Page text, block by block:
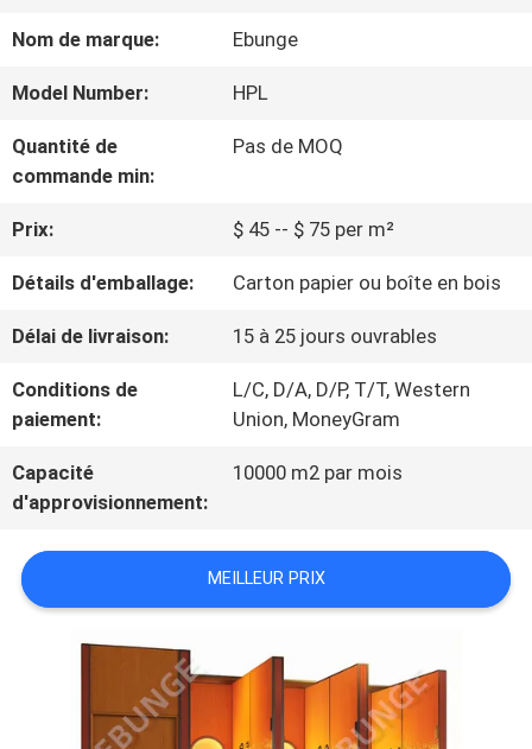
DE
NOUS
VISITE
D'USINE
CONTRÔLE
DE
QUALITÉ
CONTACTEZ-
NOUS
DEMANDEZ
Nom de marque: Ebunge
Model Number: HPL
Quantité de
commande min:
Pas de MOQ
Prix: $ 45 -- $ 75 per m²
Détails d'emballage: Carton papier ou boîte en bois
Délai de livraison: 15 à 25 jours ouvrables
Conditions de
paiement:
L/C, D/A, D/P, T/T, Western
Union, MoneyGram
Capacité
d'approvisionnement:
10000 m2 par mois
MEILLEUR PRIX